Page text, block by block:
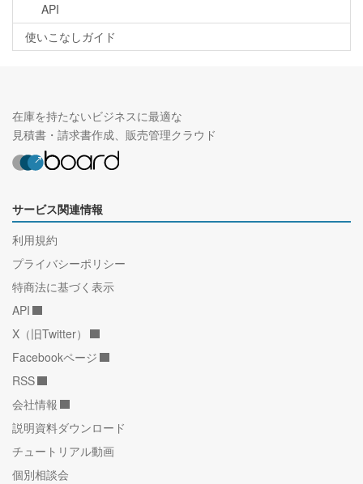
API
使いこなしガイド
在庫を持たないビジネスに最適な
見積書・請求書作成、販売管理クラウド
サービス関連情報
利用規約
プライバシーポリシー
特商法に基づく表示
API
X（旧Twitter）
Facebookページ
RSS
会社情報
説明資料ダウンロード
チュートリアル動画
個別相談会